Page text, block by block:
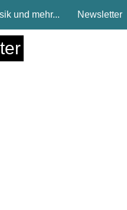
und mehr... Newsletter